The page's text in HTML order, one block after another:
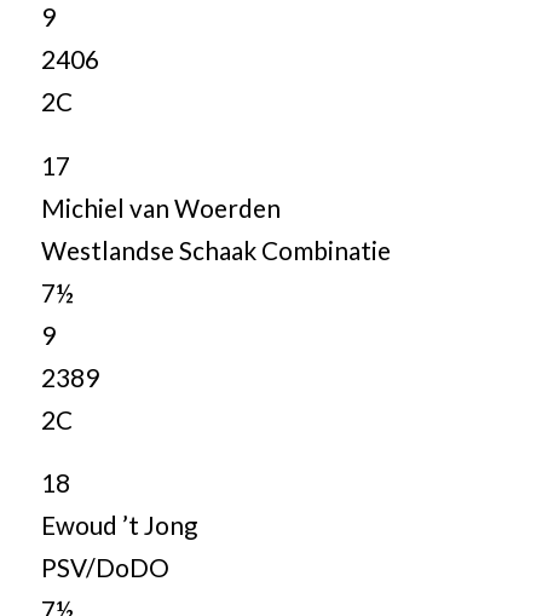
9
2406
2C
17
Michiel van Woerden
Westlandse Schaak Combinatie
7½
9
2389
2C
18
Ewoud ’t Jong
PSV/DoDO
7½